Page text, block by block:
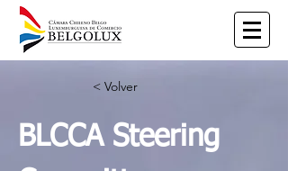
< Volver
BLCCA Steering